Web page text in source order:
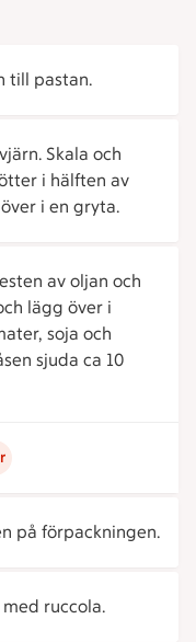
till pastan.
Skala och
i hälften av
i en gryta.
av oljan och
lägg över i
soja och
sjuda ca 10
på förpackningen.
ruccola.